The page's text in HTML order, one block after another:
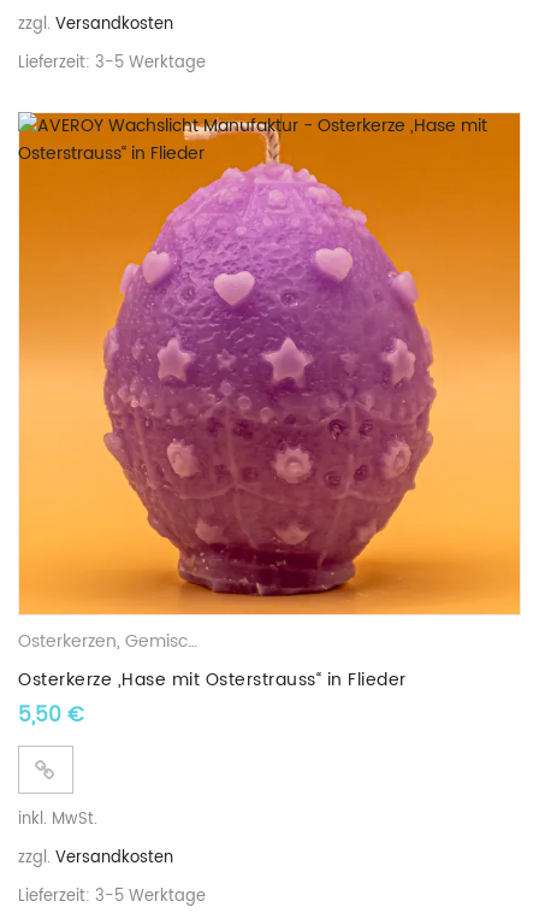
zzgl. Versandkosten
Lieferzeit: 3-5 Werktage
Osterkerzen, Gemischte Wachskerzen
Osterkerze „Hase mit Osterstrauss“ in Flieder
5,50€
inkl. MwSt.
zzgl. Versandkosten
Lieferzeit: 3-5 Werktage